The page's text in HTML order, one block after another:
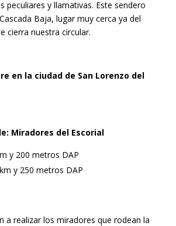
peculiares y llamativas. Este sendero
Baja, lugar muy cerca ya del
cierra nuestra circular.
en la ciudad de San Lorenzo del
Miradores del Escorial
y 200 metros DAP
y 250 metros DAP
a realizar los miradores que rodean la